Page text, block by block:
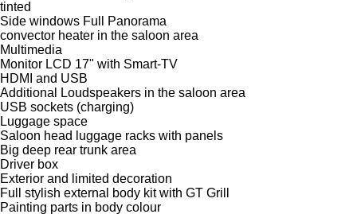
tinted
Side windows Full Panorama
convector heater in the saloon area
Multimedia
Monitor LCD 17" with Smart-TV
HDMI and USB
Additional Loudspeakers in the saloon area
USB sockets (charging)
Luggage space
Saloon head luggage racks with panels
Big deep rear trunk area
Driver box
Exterior and limited decoration
Full stylish external body kit with GT Grill
Painting parts in body colour